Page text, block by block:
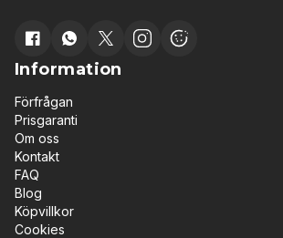
Information
Förfrågan
Prisgaranti
Om oss
Kontakt
FAQ
Blog
Köpvillkor
Cookies